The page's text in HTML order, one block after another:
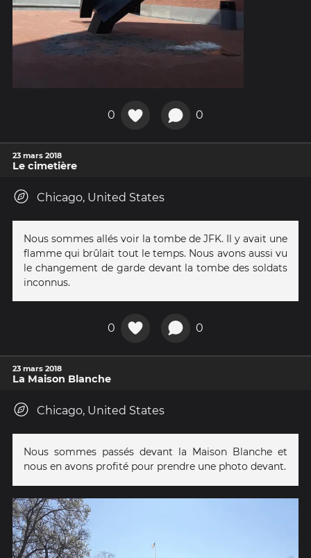
0 0
23 mars 2018
Le cimetière
Chicago, United States
Nous sommes allés voir la tombe de JFK. Il y avait une
flamme qui brûlait tout le temps. Nous avons aussi vu
le changement de garde devant la tombe des soldats
inconnus.
0 0
23 mars 2018
La Maison Blanche
Chicago, United States
Nous sommes passés devant la Maison Blanche et
nous en avons profité pour prendre une photo devant.